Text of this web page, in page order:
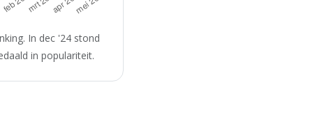
In dec '24 stond
in populariteit.